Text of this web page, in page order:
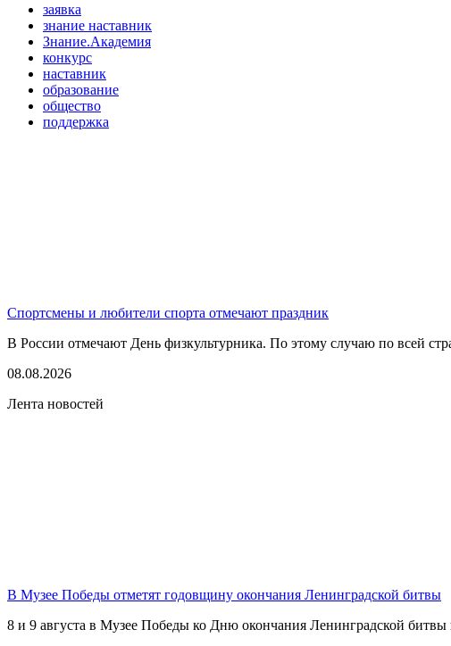
заявка
знание наставник
Знание.Академия
конкурс
наставник
образование
общество
поддержка
Спортсмены и любители спорта отмечают праздник
В России отмечают День физкультурника. По этому случаю по всей
08.08.2026
Лента новостей
В Музее Победы отметят годовщину окончания Ленинградской битвы
8 и 9 августа в Музее Победы ко Дню окончания Ленинградской битвы